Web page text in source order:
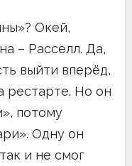
Окей,
– Расселл. Да,
выйти вперёд,
рестарте. Но он
потому
Одну он
и не смог